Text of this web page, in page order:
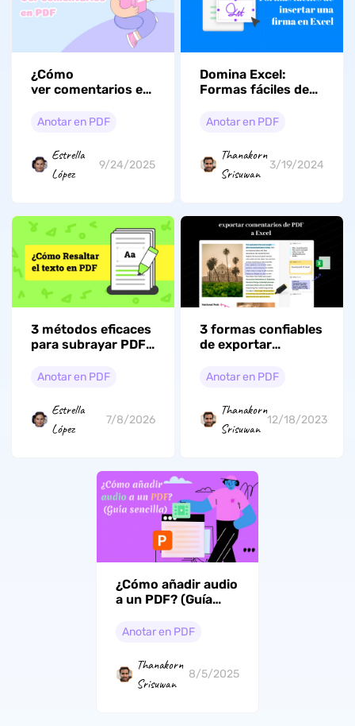
¿Cómo
ver comentarios en
eficaces)
Anotar en PDF
Estrella
López
9/24/2025
Domina Excel:
Formas fáciles de
en Excel
Anotar en PDF
Thanakorn
Srisuwan
3/19/2024
3 métodos eficaces
para subrayar PDF:
documentos
Anotar en PDF
Estrella
López
7/8/2026
3 formas confiables
de exportar
PDF a Excel
Anotar en PDF
Thanakorn
Srisuwan
12/18/2023
¿Cómo añadir audio
a un PDF? (Guía
Anotar en PDF
Thanakorn
Srisuwan
8/5/2025